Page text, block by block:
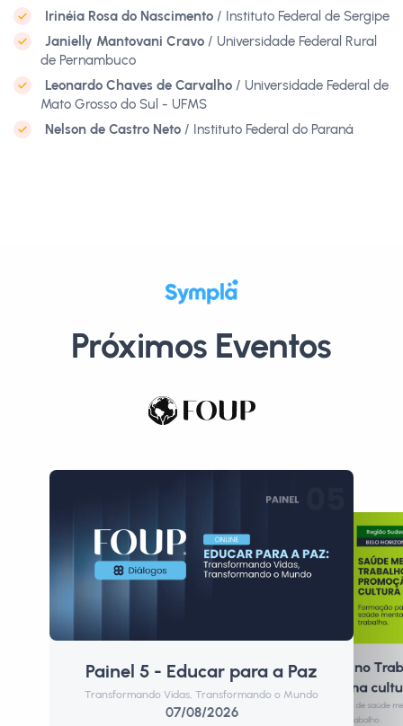
Irinéia Rosa do Nascimento / Instituto Federal de Sergipe
Janielly Mantovani Cravo / Universidade Federal Rural
de Pernambuco
Leonardo Chaves de Carvalho / Universidade Federal de
Mato Grosso do Sul - UFMS
Nelson de Castro Neto / Instituto Federal do Paraná
Próximos Eventos
Painel 5 - Educar para a Paz
Transformando Vidas, Transformando o Mundo
07/08/2026
Saúde Mental no
Promoção de uma
Formação para profissionais de saúde
de trabalho.